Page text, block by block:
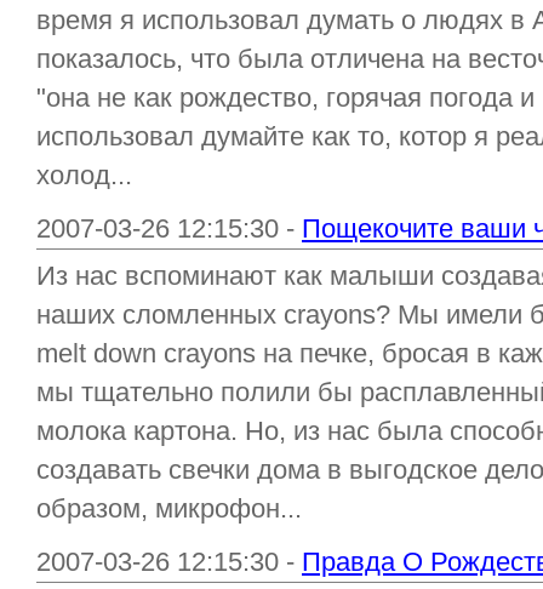
время я использовал думать о людях в
показалось, что была отличена на
"она не как рождество, горячая погода
использовал думайте как то, котор я
холод...
2007-03-26 12:15:30 - Пощекочите ваши
Из нас вспоминают как малыши
наших сломленных crayons? Мы имели
melt down crayons на печке, бросая в
мы тщательно полили бы
молока картона. Но, из нас была
создавать свечки дома в выгодское
образом, микрофон...
2007-03-26 12:15:30 - Правда О